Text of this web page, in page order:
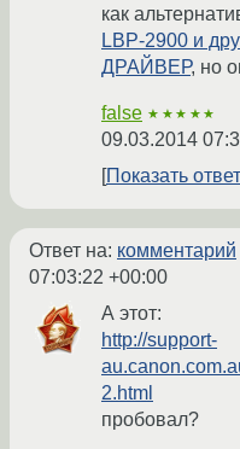
как
LBP-2900 и
ДРАЙВЕР, но
false ★★★★★
09.03.2014
Показать ответ
Ответ на: комментарий
07:03:22 +00:00
А этот:
http://support-
2.html
пробовал?